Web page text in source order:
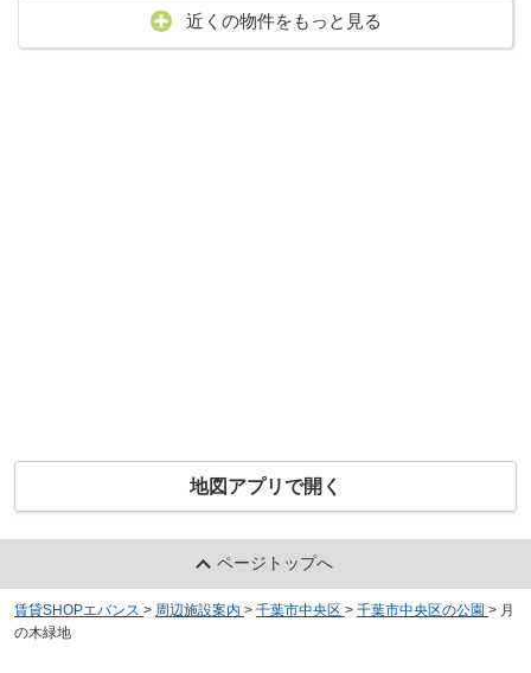
近くの物件をもっと見る
地図アプリで開く
ページトップへ
賃貸SHOPエバンス > 周辺施設案内 > 千葉市中央区 > 千葉市中央区の公園 > 月
の木緑地